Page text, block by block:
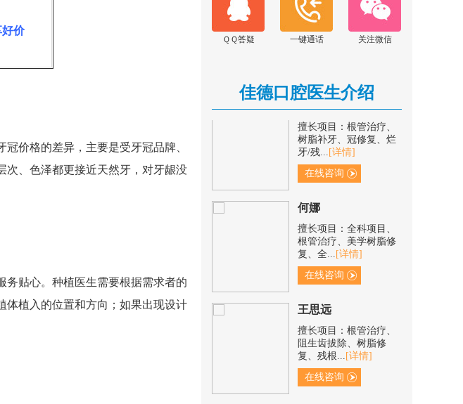
价
价格的差异，主要是受牙冠品牌、
次、色泽都更接近天然牙，对牙龈没
贴心。种植医生需要根据需求者的
体植入的位置和方向；如果出现设计
ＱＱ答疑 一键通话 关注微信
佳德口腔医生介绍
擅长项目：显微根管治
疗、前后牙美学修复、
阻生牙...
[详情]
范青青
树脂补牙、冠修复、烂
牙/残...[详情]
在线咨询
擅长项目：全科项目、
根管治疗、美学树脂修
复、全...[详情]
在线咨询
擅长项目：根管治疗、
阻生齿拔除、树脂修
复、残根...[详情]
在线咨询